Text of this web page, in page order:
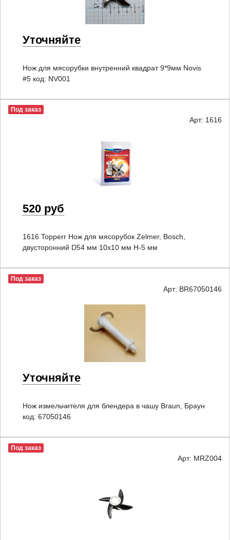
Уточняйте
Нож для мясорубки внутренний квадрат 9*9мм Novis
#5 код: NV001
Под заказ
Арт: 1616
520 руб
1616 Topperr Нож для мясорубок Zelmer, Bosch,
двусторонний D54 мм 10x10 мм H-5 мм
Под заказ
Арт: BR67050146
Уточняйте
Нож измельчителя для блендера в чашу Braun, Браун
код: 67050146
Под заказ
Арт: MRZ004